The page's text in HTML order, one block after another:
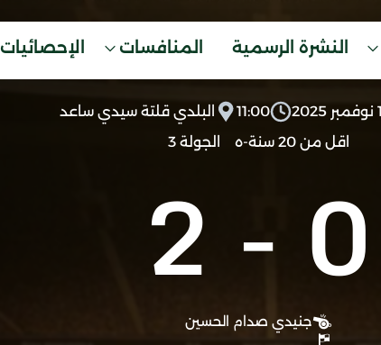
النشرة الرسمية المنافسات الإحصائيات
11:00
البلدي قلتة سيدي ساعد
اقل من 20 سنة-ه
الجولة 3
0
-
2
جنيدي صدام الحسين